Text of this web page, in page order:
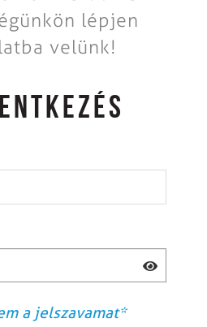
lépjen
velünk!
a jelszavamat*